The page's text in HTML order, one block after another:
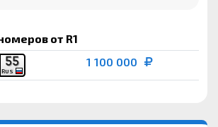
от R1
55
RUS
1 100 000